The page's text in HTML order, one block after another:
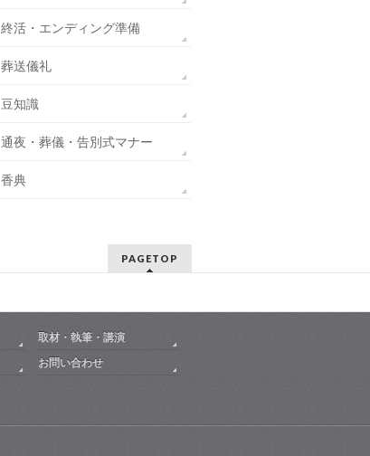
終活・エンディング準備
葬送儀礼
豆知識
通夜・葬儀・告別式マナー
香典
PAGETOP
取材・執筆・講演
お問い合わせ